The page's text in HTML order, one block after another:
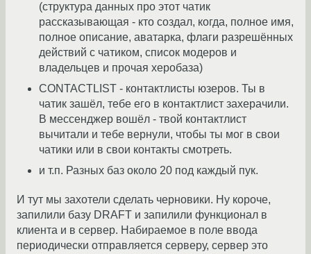
(структура данных про этот чатик
рассказывающая - кто создал, когда, полное имя,
полное описание, аватарка, флаги разрешённых
действий с чатиком, список модеров и
владельцев и прочая херобаза)
CONTACTLIST - контактлисты юзеров. Ты в
чатик зашёл, тебе его в контактлист захерачили.
В мессенджер вошёл - твой контактлист
вычитали и тебе вернули, чтобы ты мог в свои
чатики или в свои контакты смотреть.
и т.п. Разных баз около 20 под каждый пук.
И тут мы захотели сделать черновики. Ну короче,
запилили базу DRAFT и запилили функционал в
клиента и в сервер. Набираемое в поле ввода
периодически отправляется серверу, сервер это